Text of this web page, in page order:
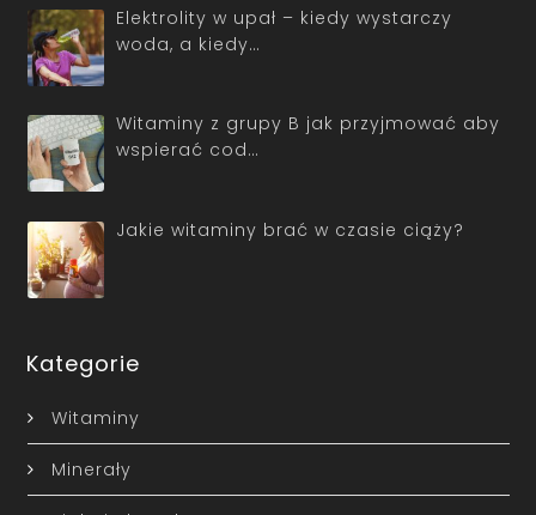
Elektrolity w upał – kiedy wystarczy
woda, a kiedy…
Witaminy z grupy B jak przyjmować aby
wspierać cod…
Jakie witaminy brać w czasie ciąży?
Kategorie
Witaminy
Minerały